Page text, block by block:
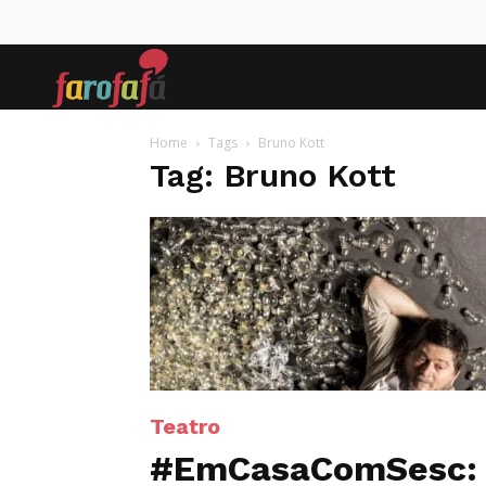
Home Tags Bruno Kott
Tag: Bruno Kott
Teatro
#EmCasaComSesc: